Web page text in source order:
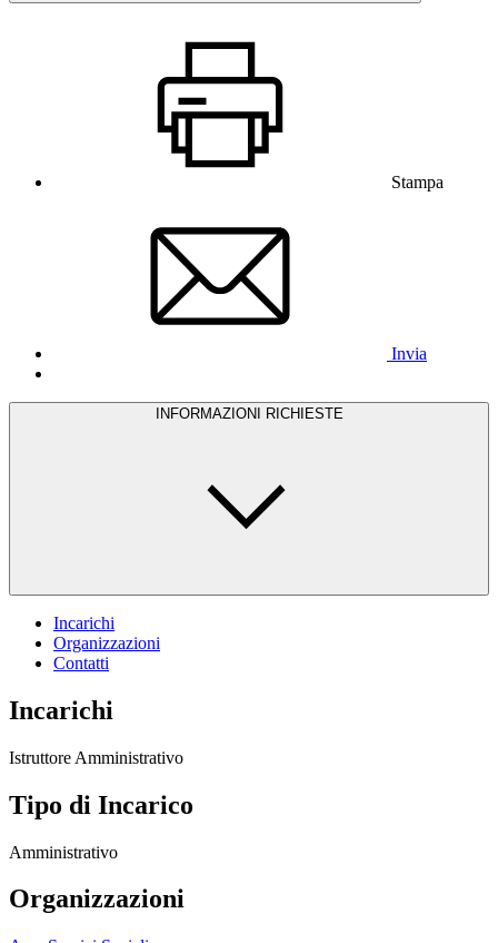
Stampa
Invia
INFORMAZIONI RICHIESTE
Incarichi
Organizzazioni
Contatti
Incarichi
Istruttore Amministrativo
Tipo di Incarico
Amministrativo
Organizzazioni